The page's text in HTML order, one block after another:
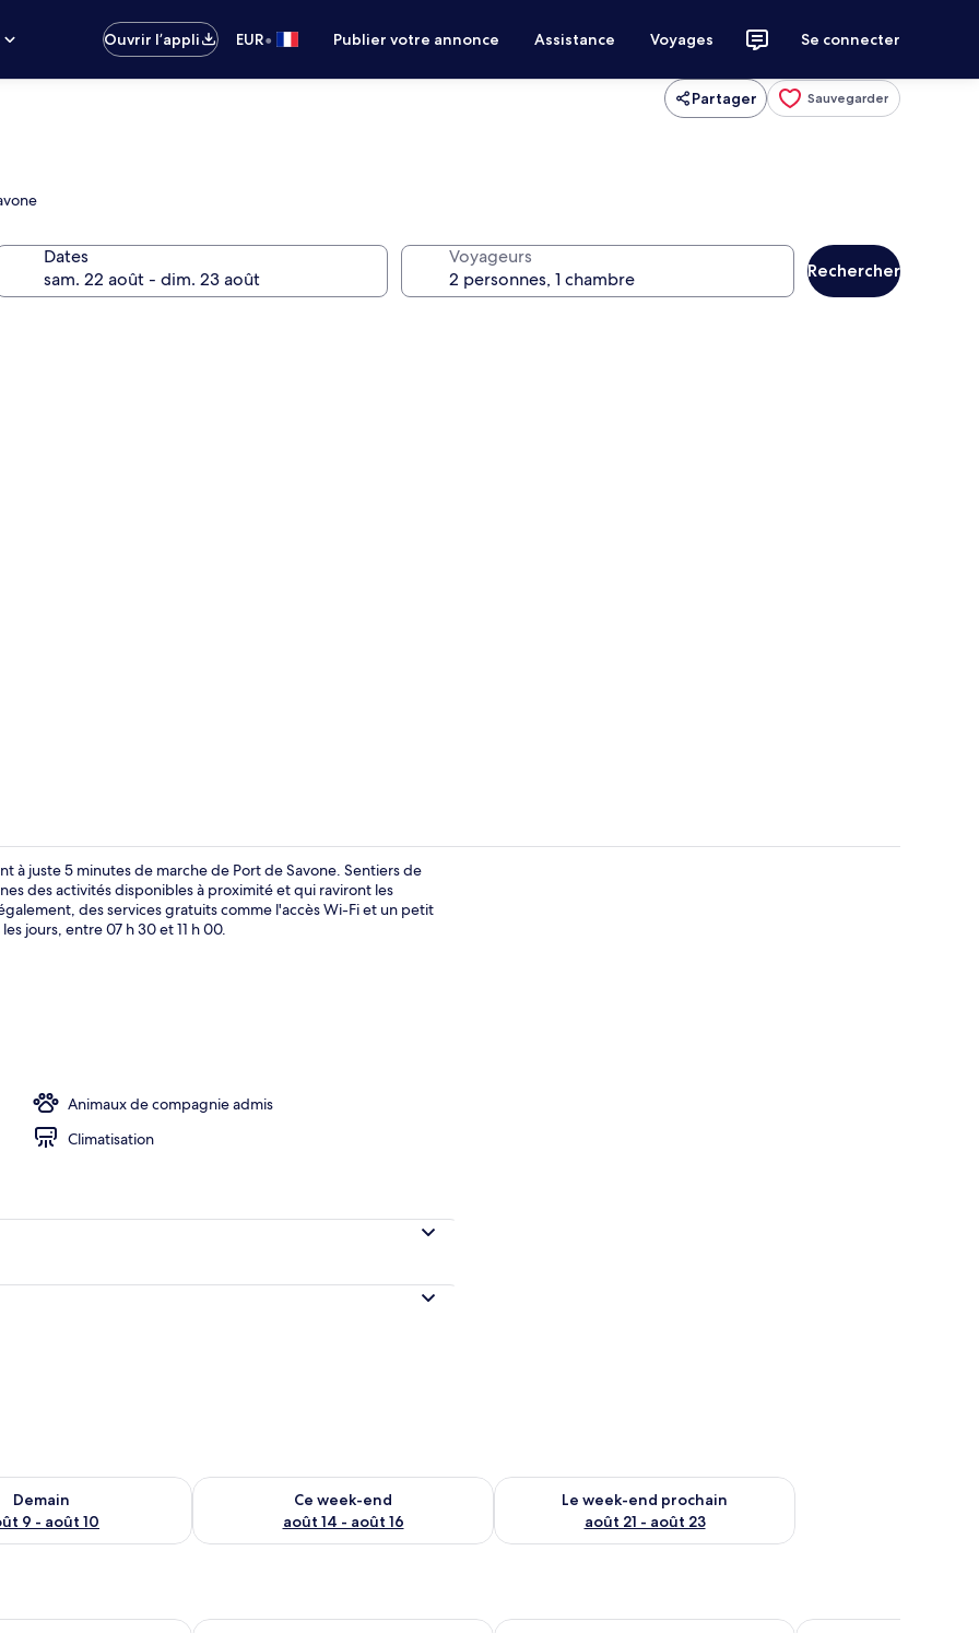
Ouvrir l’appli EUR• Publier votre annonce Assistance Voyages Se connecter
Partager Sauvegarder
Dates Voyageurs
Rechercher
à juste 5 minutes de marche de Port de Savone. Sentiers de
des activités disponibles à proximité et qui raviront les
des services gratuits comme l'accès Wi-Fi et un petit
jours, entre 07 h 30 et 11 h 00.
Animaux de compagnie admis
Climatisation
Demain
9 - août 10
pour demain août 9 - août 10
Ce week-end
août 14 - août 16
Vérifier la disponibilité pour ce week-end août 14 - août 16
Le week-end prochain
août 21 - août 23
Vérifier la disponibilité pour le week-end prochain août 21 -